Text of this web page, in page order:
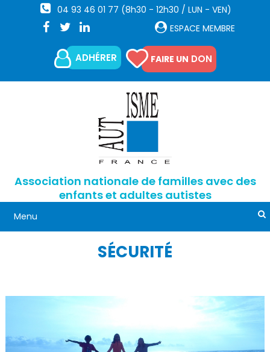
04 93 46 01 77 (8h30 - 12h30 / LUN - VEN)
ESPACE MEMBRE
ADHÉRER FAIRE UN DON
Association nationale de familles avec des
enfants et adultes autistes
SÉCURITÉ